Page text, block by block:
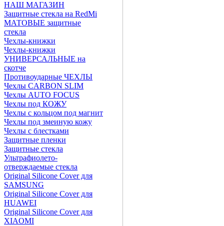
НАШ МАГАЗИН
Защитные стекла на RedMi
МАТОВЫЕ защитные
стекла
Чехлы-книжки
Чехлы-книжки
УНИВЕРСАЛЬНЫЕ на
скотче
Противоударные ЧЕХЛЫ
Чехлы CARBON SLIM
Чехлы AUTO FOCUS
Чехлы под КОЖУ
Чехлы с кольцом под магнит
Чехлы под змеиную кожу
Чехлы с блестками
Защитные пленки
Защитные стекла
Ультрафиолето-
отверждаемые стекла
Original Silicone Cover для
SAMSUNG
Original Silicone Cover для
HUAWEI
Original Silicone Cover для
XIAOMI